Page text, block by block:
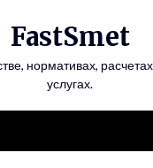
FastSmet
нормативах,
услугах.